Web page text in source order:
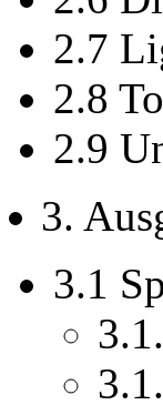
2.7
2.8
2.9
3.
3.1